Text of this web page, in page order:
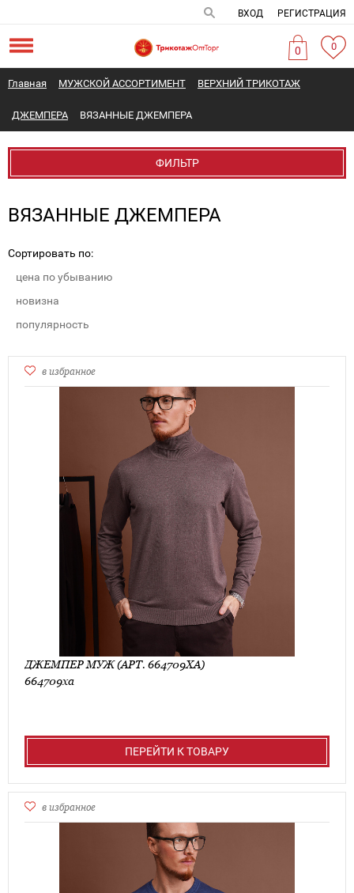
ВХОД РЕГИСТРАЦИЯ
0 0
Главная МУЖСКОЙ АССОРТИМЕНТ ВЕРХНИЙ ТРИКОТАЖ
ДЖЕМПЕРА ВЯЗАННЫЕ ДЖЕМПЕРА
ФИЛЬТР
ВЯЗАННЫЕ ДЖЕМПЕРА
Сортировать по:
цена по убыванию
новизна
популярность
в избранное
ДЖЕМПЕР МУЖ (АРТ. 664709ХА)
664709ха
ПЕРЕЙТИ К ТОВАРУ
в избранное